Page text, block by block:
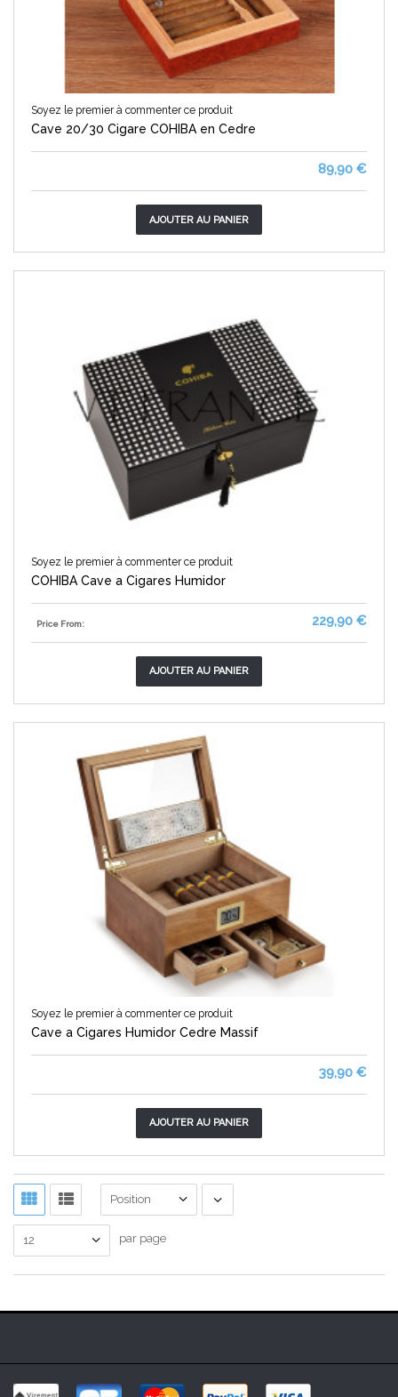
Soyez le premier à commenter ce produit
Cave 20/30 Cigare COHIBA en Cedre
89,90 €
AJOUTER AU PANIER
Soyez le premier à commenter ce produit
COHIBA Cave a Cigares Humidor
Price From: 229,90 €
AJOUTER AU PANIER
Soyez le premier à commenter ce produit
Cave a Cigares Humidor Cedre Massif
39,90 €
AJOUTER AU PANIER
Position
12 par page